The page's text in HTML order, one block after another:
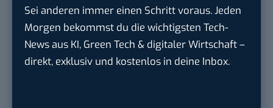
Sei anderen immer einen Schritt voraus. Jeden
Morgen bekommst du die wichtigsten Tech-
News aus KI, Green Tech & digitaler Wirtschaft –
direkt, exklusiv und kostenlos in deine Inbox.
Auch interessant:
Amazon schafft Mindestbestellwert für Kunden
von Amazon Prime ab
Amazon Dash Button 2.0: Das ist Amazons